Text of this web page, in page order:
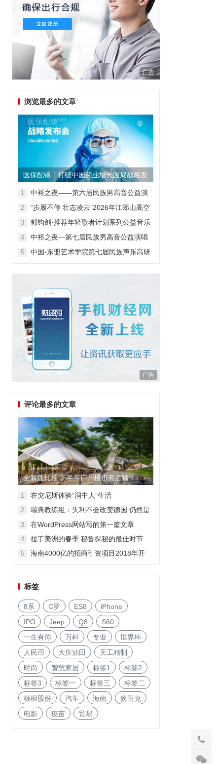
广告
浏览最多的文章
医保配镜丨打破中国药业增长困局战略发
布会
1
中裕之夜——第六届民族男高音公益演
2
“步履不停 壮志凌云”2026年江郎山高空
3
郁钧剑·推荐年轻歌者计划系列公益音乐
4
中裕之夜—第七届民族男高音公益演唱
5
中国-东盟艺术学院第七届民族声乐高研
广告
评论最多的文章
全新盘扎堆 下半年广州楼市有点猛！
1 在突尼斯体验“洞中人”生活
2
瑞典教练组：失利不会改变德国 仍然是
3 在WordPress网站写的第一篇文章
4 拉丁美洲的春季 秘鲁探秘的最佳时节
5
海南4000亿的招商引资项目2018年开
标签
8系 C罗 ES8
iPhone
IPO
Jeep Q8
S60
一生有你
万科 专业
世界杯
人民币
大庆油田
天工精制
时尚
智慧家居 标签1
标签2
标签3
标签一 标签三
标签二
棕榈股份
汽车 海南
狄耐克
电影
疫苗 贸易